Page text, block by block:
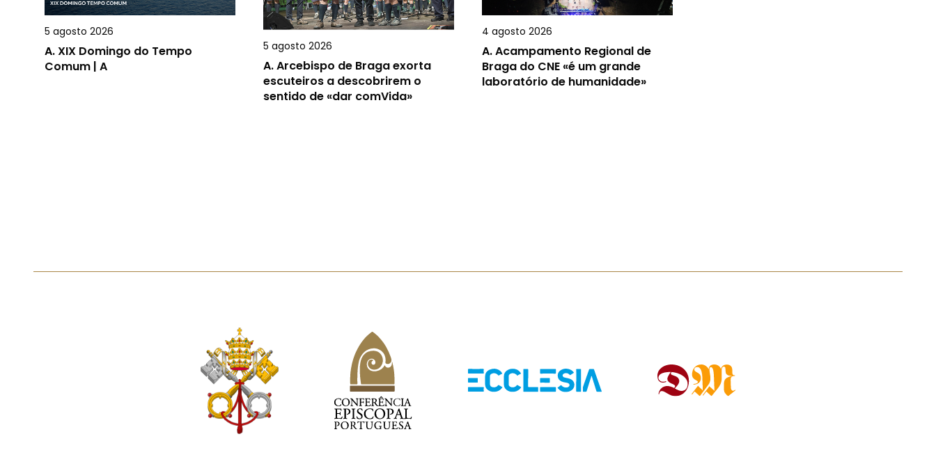
5 agosto 2026
A.XIX Domingo do Tempo
Comum | A
5 agosto 2026
A.Arcebispo de Braga exorta
escuteiros a descobrirem o
sentido de «dar comVida»
4 agosto 2026
A.Acampamento Regional de
Braga do CNE «é um grande
laboratório de humanidade»